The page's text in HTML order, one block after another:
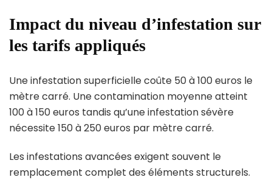
Impact du niveau d’infestation sur
les tarifs appliqués
Une infestation superficielle coûte 50 à 100 euros le
mètre carré. Une contamination moyenne atteint
100 à 150 euros tandis qu’une infestation sévère
nécessite 150 à 250 euros par mètre carré.
Les infestations avancées exigent souvent le
remplacement complet des éléments structurels.